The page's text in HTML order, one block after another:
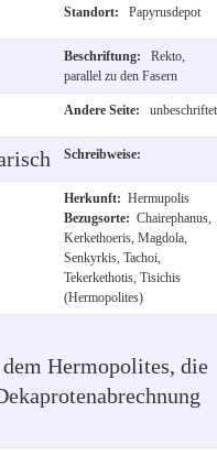
Standort: Papyrusdepot
Beschriftung:
Rekto,
parallel zu den Fasern
Andere Seite: unbeschriftet
Schreibweise:
Herkunft: Hermupolis
Bezugsorte: Chairephanus,
Kerkethoeris, Magdola,
Senkyrkis, Tachoi,
Tekerkethotis, Tisichis
(Hermopolites)
Hermopolites, die